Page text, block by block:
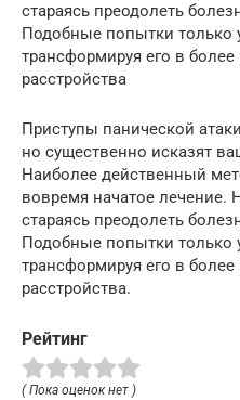
стараясь преодолеть
Подобные попытки только
трансформируя его в
расстройства
Приступы панической
но существенно исказят
Наиболее действенный
вовремя начатое лечение.
стараясь преодолеть
Подобные попытки только
трансформируя его в
расстройства.
Рейтинг
( Пока оценок нет )